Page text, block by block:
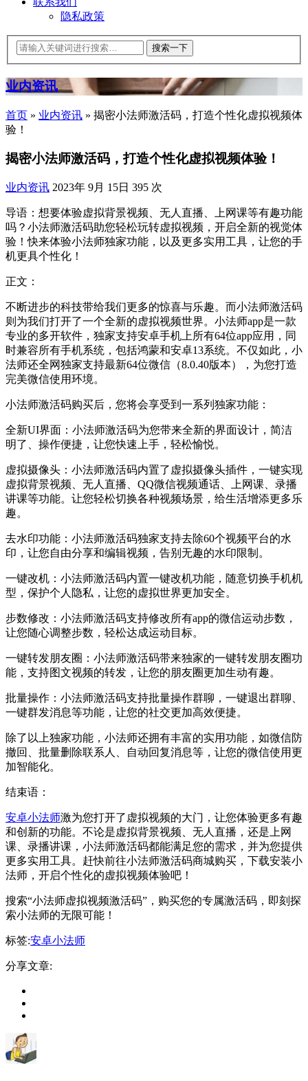
隐私政策
业内资讯
首页 » 业内资讯 » 揭密小法师激活码，打造个性化虚拟视频体
验！
揭密小法师激活码，打造个性化虚拟视频体验！
业内资讯 2023年 9月 15日 395 次
导语：想要体验虚拟背景视频、无人直播、上网课等有趣功能
吗？小法师激活码助您轻松玩转虚拟视频，开启全新的视觉体
验！快来体验小法师独家功能，以及更多实用工具，让您的手
机更具个性化！
正文：
不断进步的科技带给我们更多的惊喜与乐趣。而小法师激活码
则为我们打开了一个全新的虚拟视频世界。小法师app是一款
专业的多开软件，独家支持安卓手机上所有64位app应用，同
时兼容所有手机系统，包括鸿蒙和安卓13系统。不仅如此，小
法师还全网独家支持最新64位微信（8.0.40版本），为您打造
完美微信使用环境。
小法师激活码购买后，您将会享受到一系列独家功能：
全新UI界面：小法师激活码为您带来全新的界面设计，简洁
明了、操作便捷，让您快速上手，轻松愉悦。
虚拟摄像头：小法师激活码内置了虚拟摄像头插件，一键实现
虚拟背景视频、无人直播、QQ微信视频通话、上网课、录播
讲课等功能。让您轻松切换各种视频场景，给生活增添更多乐
趣。
去水印功能：小法师激活码独家支持去除60个视频平台的水
印，让您自由分享和编辑视频，告别无趣的水印限制。
一键改机：小法师激活码内置一键改机功能，随意切换手机机
型，保护个人隐私，让您的虚拟世界更加安全。
步数修改：小法师激活码支持修改所有app的微信运动步数，
让您随心调整步数，轻松达成运动目标。
一键转发朋友圈：小法师激活码带来独家的一键转发朋友圈功
能，支持图文视频的转发，让您的朋友圈更加生动有趣。
批量操作：小法师激活码支持批量操作群聊，一键退出群聊、
一键群发消息等功能，让您的社交更加高效便捷。
除了以上独家功能，小法师还拥有丰富的实用功能，如微信防
撤回、批量删除联系人、自动回复消息等，让您的微信使用更
加智能化。
结束语：
安卓小法师激为您打开了虚拟视频的大门，让您体验更多有趣
和创新的功能。不论是虚拟背景视频、无人直播，还是上网
课、录播讲课，小法师激活码都能满足您的需求，并为您提供
更多实用工具。赶快前往小法师激活码商城购买，下载安装小
法师，开启个性化的虚拟视频体验吧！
搜索“小法师虚拟视频激活码”，购买您的专属激活码，即刻探
索小法师的无限可能！
标签:安卓小法师
分享文章: